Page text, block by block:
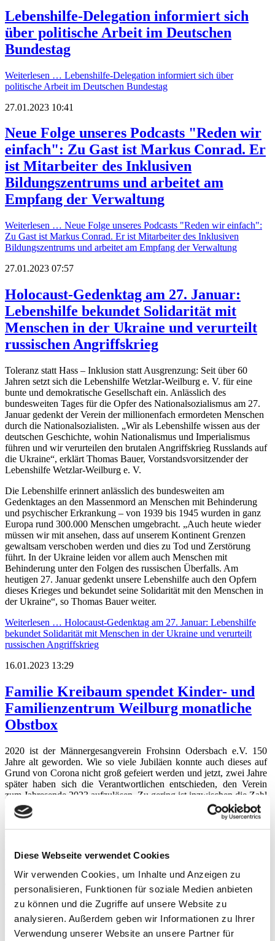
Diese Webseite verwendet Cookies
Wir verwenden Cookies, um Inhalte und Anzeigen zu
personalisieren, Funktionen für soziale Medien anbieten
zu können und die Zugriffe auf unsere Website zu
analysieren. Außerdem geben wir Informationen zu Ihrer
Verwendung unserer Website an unsere Partner für
Lebenshilfe-Delegation informiert sich
über politische Arbeit im Deutschen
Bundestag
Weiterlesen … Lebenshilfe-Delegation informiert sich über
politische Arbeit im Deutschen Bundestag
27.01.2023 10:41
Neue Folge unseres Podcasts "Reden wir
einfach": Zu Gast ist Markus Conrad. Er
ist Mitarbeiter des Inklusiven
Bildungszentrums und arbeitet am
Empfang der Verwaltung
Weiterlesen … Neue Folge unseres Podcasts "Reden wir einfach":
Zu Gast ist Markus Conrad. Er ist Mitarbeiter des Inklusiven
Bildungszentrums und arbeitet am Empfang der Verwaltung
27.01.2023 07:57
Holocaust-Gedenktag am 27. Januar:
Lebenshilfe bekundet Solidarität mit
Menschen in der Ukraine und verurteilt
russischen Angriffskrieg
Toleranz statt Hass – Inklusion statt Ausgrenzung: Seit über 60
Jahren setzt sich die Lebenshilfe Wetzlar-Weilburg e. V. für eine
bunte und demokratische Gesellschaft ein. Anlässlich des
bundesweiten Tages für die Opfer des Nationalsozialismus am 27.
Januar gedenkt der Verein der millionenfach ermordeten Menschen
durch die Nationalsozialisten. „Wir als Lebenshilfe wissen aus der
deutschen Geschichte, wohin Nationalismus und Imperialismus
führen und wir verurteilen den brutalen Angriffskrieg Russlands auf
die Ukraine“, erklärt Thomas Bauer, Vorstandsvorsitzender der
Lebenshilfe Wetzlar-Weilburg e. V.
Die Lebenshilfe erinnert anlässlich des bundesweiten am
Gedenktages an den Massenmord an Menschen mit Behinderung
und psychischer Erkrankung – von 1939 bis 1945 wurden in ganz
Europa rund 300.000 Menschen umgebracht. „Auch heute wieder
müssen wir mit ansehen, dass auf unserem Kontinent Grenzen
gewaltsam verschoben werden und dies zu Tod und Zerstörung
führt. In der Ukraine leiden vor allem auch Menschen mit
Behinderung unter den Folgen des russischen Überfalls. Am
heutigen 27. Januar gedenkt unsere Lebenshilfe auch den Opfern
dieses Krieges und bekundet seine Solidarität mit den Menschen in
der Ukraine“, so Thomas Bauer weiter.
Weiterlesen … Holocaust-Gedenktag am 27. Januar: Lebenshilfe
bekundet Solidarität mit Menschen in der Ukraine und verurteilt
russischen Angriffskrieg
16.01.2023 13:29
Familie Kreibaum spendet Kinder- und
Familienzentrum Weilburg monatliche
Obstbox
2020 ist der Männergesangverein Frohsinn Odersbach e.V. 150
Jahre alt geworden. Wie so viele Jubiläen konnte auch dieses auf
Grund von Corona nicht groß gefeiert werden und jetzt, zwei Jahre
später haben sich die Verantwortlichen entschieden, den Verein
zum Jahresende 2023 aufzulösen. Zu gering ist inzwischen die Zahl
der aktiven Sänger und zu hoch ist deren Durchschnittsalter.
Der Verein möchte mit seinem noch vorhandenen Vereinsvermögen
noch einmal Frohsinn verbreiten und etwas Gutes tun. Viele Jahre
veranstaltet und viele Jahre wurde dieses Fest von Bewohnerinnen
und Bewohnern der Wohnhäuser der Lebenshilfe in Weilburg
besucht. Dies ist einer der vielen Bezugspunkte, die den Verein und
die Lebenshilfe verbinden. Für die damit erfolgte Unterstützung
möchte der Verein sich jetzt bei den Bewohnerinnen und
Bewohnern bedanken, so Bernd Deuster, der 2. Vorsitzende des
Männergesangvereins.
Mit einer zweckbezogenen Spende für die Bewohnerinnen und
Bewohnern der Wohnhäuser über stolze 500 € wird dort die